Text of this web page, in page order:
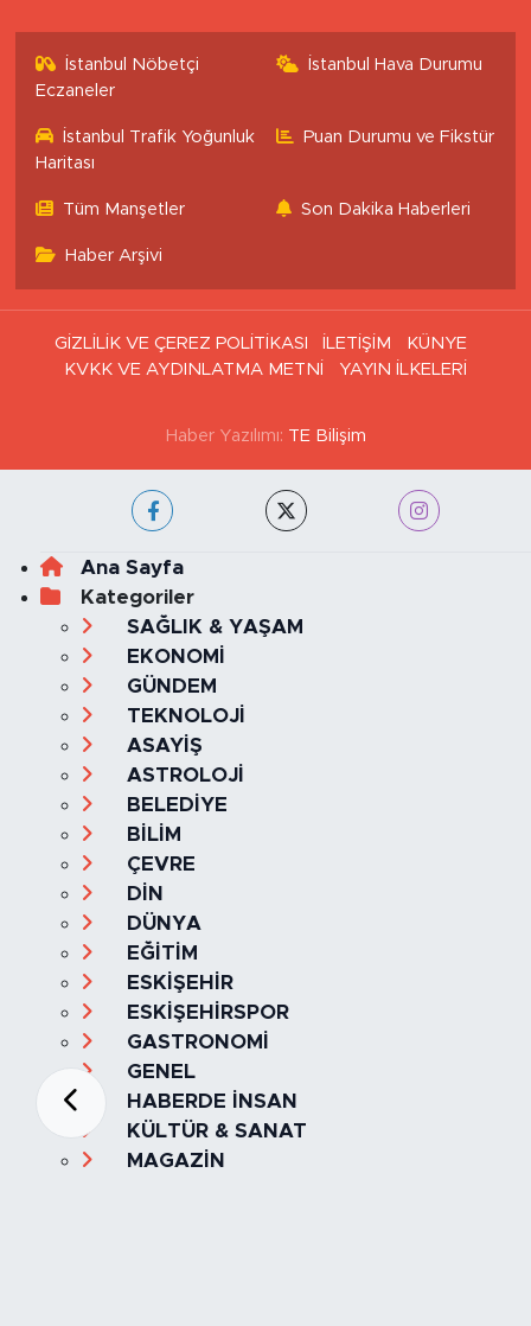
İstanbul Nöbetçi
Eczaneler
İstanbul Hava Durumu
İstanbul Trafik Yoğunluk
Haritası
Puan Durumu ve Fikstür
Tüm Manşetler Son Dakika Haberleri
Haber Arşivi
GİZLİLİK VE ÇEREZ POLİTİKASI İLETİŞİM
KÜNYE
KVKK VE AYDINLATMA METNİ
YAYIN İLKELERİ
Haber Yazılımı: TE Bilişim
Ana Sayfa
Kategoriler
SAĞLIK & YAŞAM
EKONOMİ
GÜNDEM
TEKNOLOJİ
ASAYİŞ
ASTROLOJİ
BELEDİYE
BİLİM
ÇEVRE
DİN
DÜNYA
EĞİTİM
ESKİŞEHİR
ESKİŞEHİRSPOR
GASTRONOMİ
GENEL
HABERDE İNSAN
KÜLTÜR & SANAT
MAGAZİN